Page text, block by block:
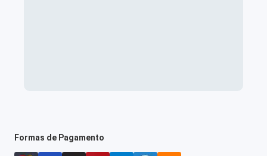
Formas de Pagamento